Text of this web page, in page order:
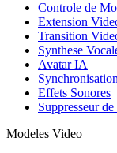
Controle de
Extension
Transition
Synthese
Avatar IA
Effets Sonores
Suppresseur
Modeles Video